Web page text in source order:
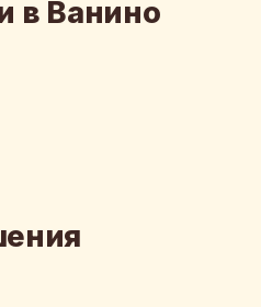
в Ванино